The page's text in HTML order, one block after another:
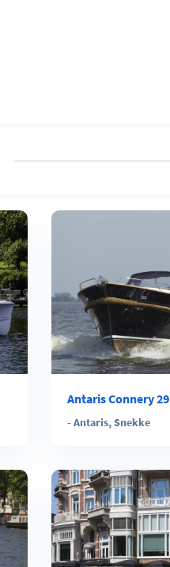
Antaris Connery 29
-Antaris,Snekke